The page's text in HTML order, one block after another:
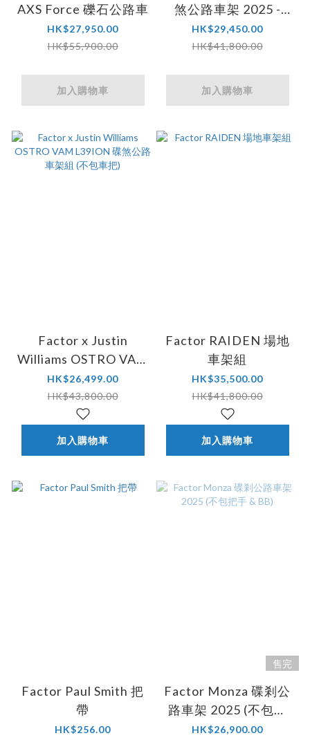
AXS Force 礫石公路車
HK$27,950.00
HK$55,900.00
加入購物車
煞公路車架 2025 -
Icon Blue (不包車把)
HK$29,450.00
HK$41,800.00
加入購物車
Factor x Justin
Williams OSTRO VAM
L39ION 碟煞公路車架
組 (不包車把)
HK$26,499.00
HK$43,800.00
加入購物車
Factor RAIDEN 場地
車架組
HK$35,500.00
HK$41,800.00
加入購物車
Factor Paul Smith 把
帶
HK$256.00
售完
Factor Monza 碟剎公
路車架 2025 (不包把
手 & BB)
HK$26,900.00